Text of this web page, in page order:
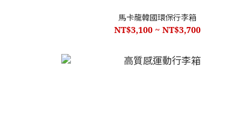
馬卡龍韓國環保行李箱
NT$3,100 ~ NT$3,700